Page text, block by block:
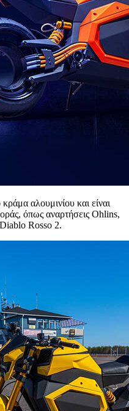
αλουμινίου και είναι
όπως αναρτήσεις Ohlins,
Diablo Rosso 2.